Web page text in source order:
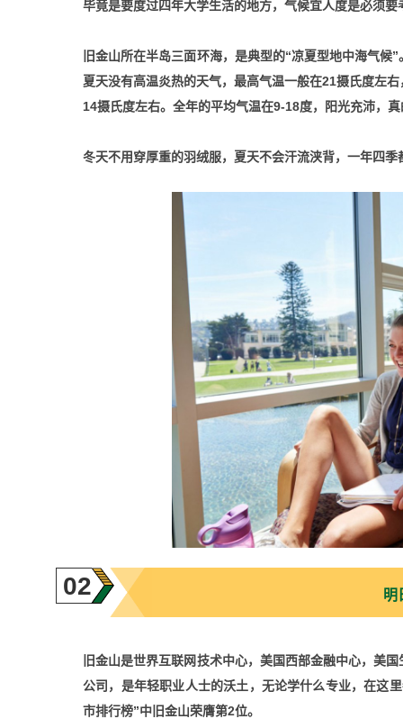
毕竟是要度过四年大学生活的地方，气候宜人度是必须
旧金山所在半岛三面环海，是典型的“凉夏型地中海气
夏天没有高温炎热的天气，最高气温一般在21摄氏度左
14摄氏度左右。全年的平均气温在9-18度，阳光充沛，
冬天不用穿厚重的羽绒服，夏天不会汗流浃背，一年四
02 明
旧金山是世界互联网技术中心，美国西部金融中心，美
公司，是年轻职业人士的沃土， 无论学什么专业，在这
市排行榜”中旧金山荣膺第2位。